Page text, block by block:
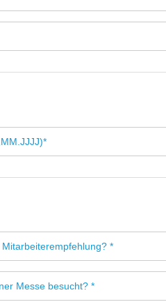
*
Messe besucht? *